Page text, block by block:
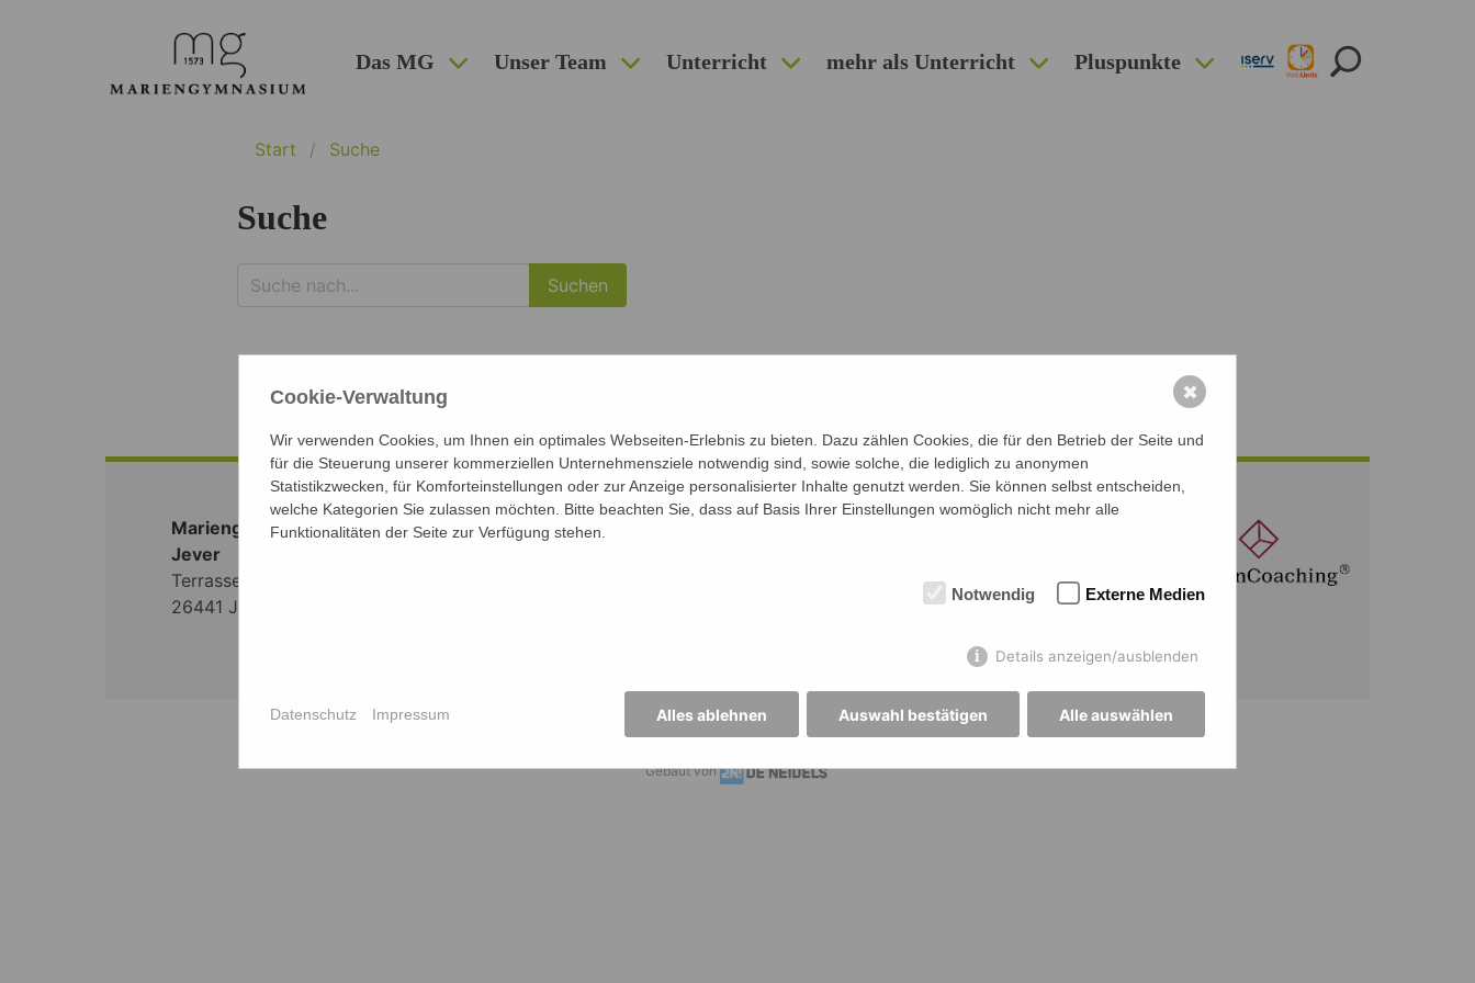
Das MG Unser Team Unterricht mehr als Unterricht Pluspunkte
Start Suche
Suche
Mariengymnasium
Jever
Terrasse 3
26441 Jever
Sekretariat:04461 - 9313-0
Gebaut von
Cookie-Verwaltung
Wir verwenden Cookies, um Ihnen ein optimales Webseiten-Erlebnis zu bieten. Dazu zählen Cookies, die für den Betrieb der Seite und
für die Steuerung unserer kommerziellen Unternehmensziele notwendig sind, sowie solche, die lediglich zu anonymen
Statistikzwecken, für Komforteinstellungen oder zur Anzeige personalisierter Inhalte genutzt werden. Sie können selbst entscheiden,
welche Kategorien Sie zulassen möchten. Bitte beachten Sie, dass auf Basis Ihrer Einstellungen womöglich nicht mehr alle
Funktionalitäten der Seite zur Verfügung stehen.
Notwendig Externe Medien
Details anzeigen/ausblenden
Alles ablehnen Auswahl bestätigen Alle auswählen
Datenschutz Impressum
✖